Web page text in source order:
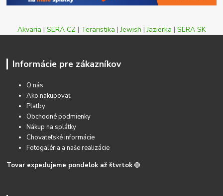
Akvaria | SERA CZ | Teraristika |Jewish |Jazierka | SERA SK
Informácie pre zákazníkov
O nás
Ako nakupovať
Platby
Obchodné podmienky
Nákup na splátky
Chovateľské informácie
Fotogaléria a naše realizácie
Tovar expedujeme pondelok až štvrtok 🟢